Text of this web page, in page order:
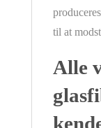
til at
Alle